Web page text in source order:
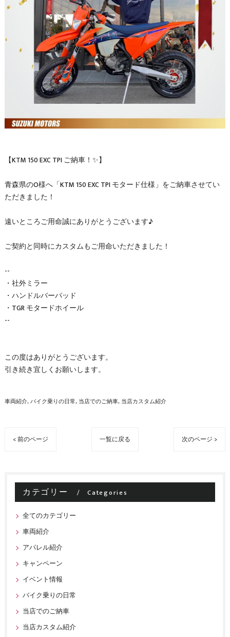
【KTM 150 EXC TPI ご納車！✨】
青森県のO様へ「KTM 150 EXC TPI モタード仕様」をご納車させてい
ただきました！
遠いところご用命誠にありがとうございます♪
ご契約と同時にカスタムもご用命いただきました！
--
・社外ミラー
・ハンドルバーパッド
・TGR モタードホイール
--
この度はありがとうございます。
引き続き宜しくお願いします。
車両紹介 バイク乗りの日常 当店でのご納車 当店カスタム紹介
< 前のページ 一覧に戻る 次のページ >
カテゴリー Categories
全てのカテゴリー
車両紹介
アパレル紹介
キャンペーン
イベント情報
バイク乗りの日常
当店でのご納車
当店カスタム紹介